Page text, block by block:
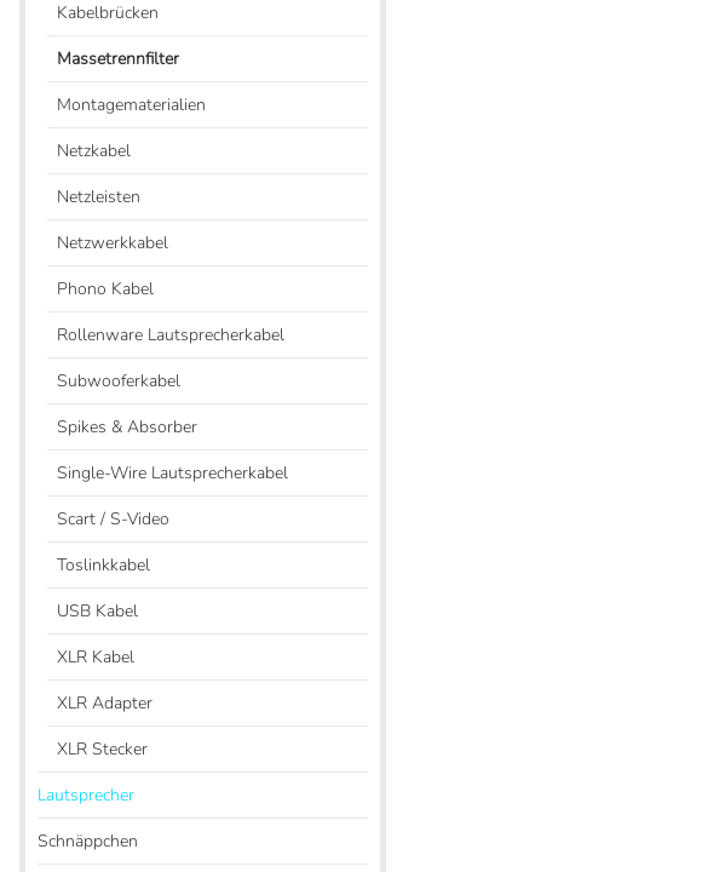
Kabelbrücken
Massetrennfilter
Montagematerialien
Netzkabel
Netzleisten
Netzwerkkabel
Phono Kabel
Rollenware Lautsprecherkabel
Subwooferkabel
Spikes & Absorber
Single-Wire Lautsprecherkabel
Scart / S-Video
Toslinkkabel
USB Kabel
XLR Kabel
XLR Adapter
XLR Stecker
Lautsprecher
Schnäppchen